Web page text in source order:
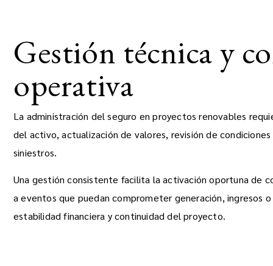
Gestión técnica y
operativa
La administración del seguro en proyectos renovables
del activo, actualización de valores, revisión de
siniestros.
Una gestión consistente facilita la activación oportuna de
a eventos que puedan comprometer generación, ingresos
estabilidad financiera y continuidad del proyecto.